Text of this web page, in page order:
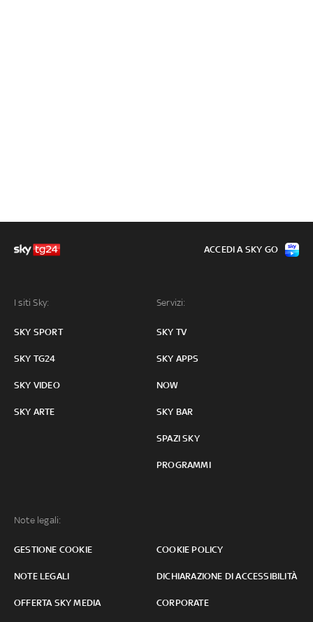
I siti Sky:
SKY SPORT
SKY TG24
SKY VIDEO
SKY ARTE
Servizi:
SKY TV
SKY APPS
NOW
SKY BAR
SPAZI SKY
PROGRAMMI
Note legali:
GESTIONE COOKIE COOKIE POLICY
NOTE LEGALI DICHIARAZIONE DI ACCESSIBILITÀ
OFFERTA SKY MEDIA CORPORATE
ACCEDI A SKY GO